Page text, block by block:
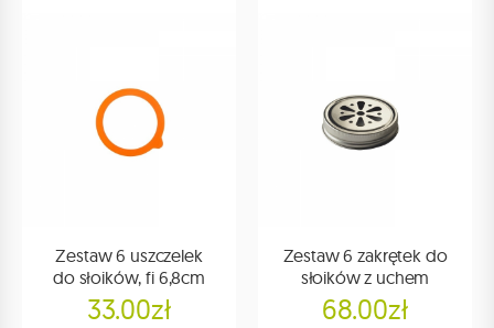
Zestaw 6 uszczelek
do słoików, fi 6,8cm
33.00zł
Zestaw 6 zakrętek do
słoików z uchem
68.00zł